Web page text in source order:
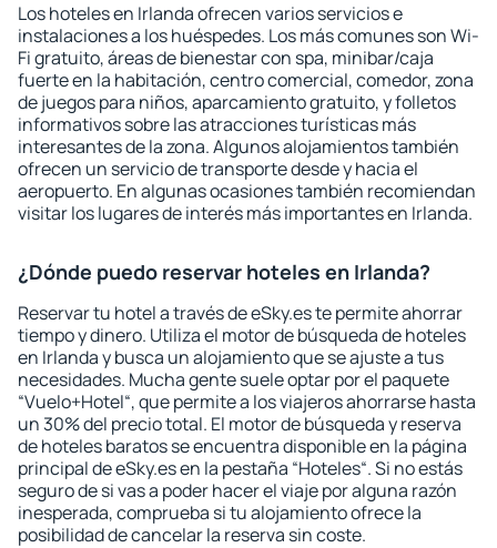
Los hoteles en Irlanda ofrecen varios servicios e
instalaciones a los huéspedes. Los más comunes son Wi-
Fi gratuito, áreas de bienestar con spa, minibar/caja
fuerte en la habitación, centro comercial, comedor, zona
de juegos para niños, aparcamiento gratuito, y folletos
informativos sobre las atracciones turísticas más
interesantes de la zona. Algunos alojamientos también
ofrecen un servicio de transporte desde y hacia el
aeropuerto. En algunas ocasiones también recomiendan
visitar los lugares de interés más importantes en Irlanda.
¿Dónde puedo reservar hoteles en Irlanda?
Reservar tu hotel a través de eSky.es te permite ahorrar
tiempo y dinero. Utiliza el motor de búsqueda de hoteles
en Irlanda y busca un alojamiento que se ajuste a tus
necesidades. Mucha gente suele optar por el paquete
“Vuelo+Hotel“, que permite a los viajeros ahorrarse hasta
un 30% del precio total. El motor de búsqueda y reserva
de hoteles baratos se encuentra disponible en la página
principal de eSky.es en la pestaña “Hoteles“. Si no estás
seguro de si vas a poder hacer el viaje por alguna razón
inesperada, comprueba si tu alojamiento ofrece la
posibilidad de cancelar la reserva sin coste.